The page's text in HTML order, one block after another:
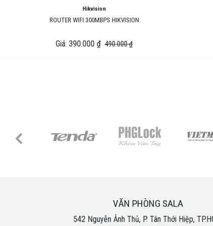
Hikvision
ROUTER WIFI 300MBPS HIKVISION
Giá: 390.000 ₫ 490.000 ₫
VĂN PHÒNG SALA
542 Nguyễn Ảnh Thủ, P. Tân Thới Hiệp,